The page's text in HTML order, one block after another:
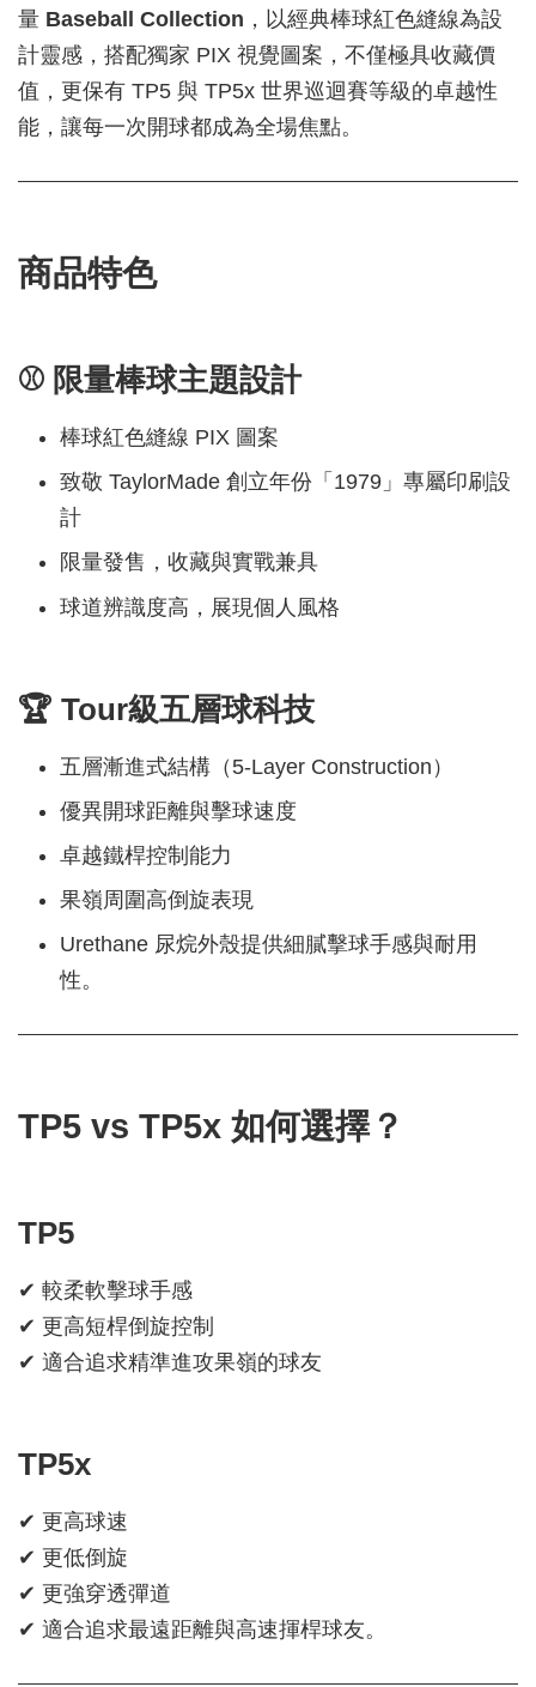
量 Baseball Collection ，以經典棒球紅色縫線為設
計靈感，搭配獨家 PIX 視覺圖案，不僅極具收藏價
值，更保有 TP5 與 TP5x 世界巡迴賽等級的卓越性
能，讓每一次開球都成為全場焦點。
商品特色
⚾ 限量棒球主題設計
棒球紅色縫線 PIX 圖案
致敬 TaylorMade 創立年份「1979」專屬印刷設
計
限量發售，收藏與實戰兼具
球道辨識度高，展現個人風格
🏆 Tour級五層球科技
五層漸進式結構（5-Layer Construction）
優異開球距離與擊球速度
卓越鐵桿控制能力
果嶺周圍高倒旋表現
Urethane 尿烷外殼提供細膩擊球手感與耐用
性。
TP5 vs TP5x 如何選擇？
TP5
✔ 較柔軟擊球手感
✔ 更高短桿倒旋控制
✔ 適合追求精準進攻果嶺的球友
TP5x
✔ 更高球速
✔ 更低倒旋
✔ 更強穿透彈道
✔ 適合追求最遠距離與高速揮桿球友。